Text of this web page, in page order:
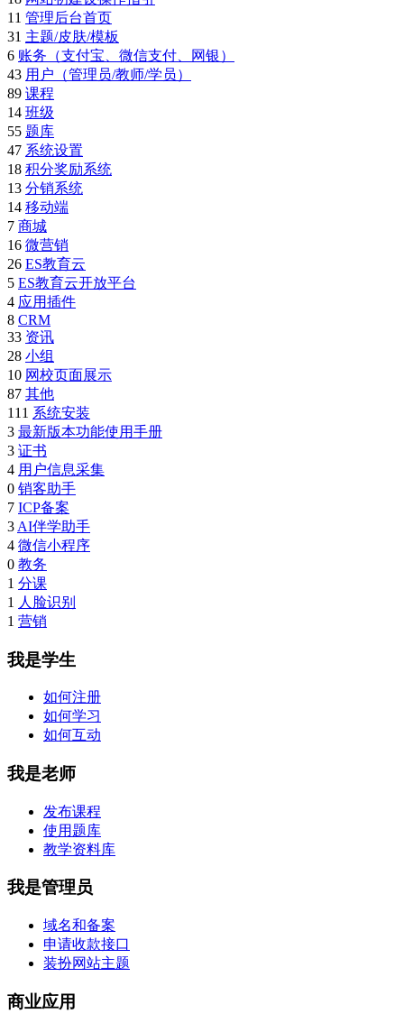
11 管理后台首页
31 主题/皮肤/模板
6 账务（支付宝、微信支付、网银）
43 用户（管理员/教师/学员）
89 课程
14 班级
55 题库
47 系统设置
18 积分奖励系统
13 分销系统
14 移动端
7 商城
16 微营销
26 ES教育云
5 ES教育云开放平台
4 应用插件
8 CRM
33 资讯
28 小组
10 网校页面展示
87 其他
111 系统安装
3 最新版本功能使用手册
3 证书
4 用户信息采集
0 销客助手
7 ICP备案
3 AI伴学助手
4 微信小程序
0 教务
1 分课
1 人脸识别
1 营销
我是学生
如何注册
如何学习
如何互动
我是老师
发布课程
使用题库
教学资料库
我是管理员
域名和备案
申请收款接口
装扮网站主题
商业应用